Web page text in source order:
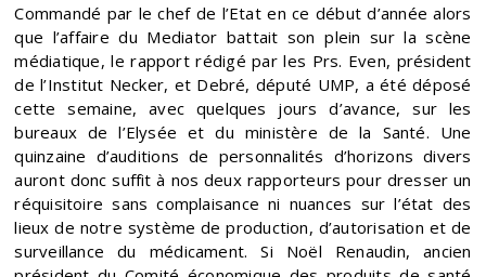
Commandé par le chef de l’Etat en ce début d’année alors
que l’affaire du Mediator battait son plein sur la scène
médiatique, le rapport rédigé par les Prs. Even, président
de l’Institut Necker, et Debré, député UMP, a été déposé
cette semaine, avec quelques jours d’avance, sur les
bureaux de l’Elysée et du ministère de la Santé. Une
quinzaine d’auditions de personnalités d’horizons divers
auront donc suffit à nos deux rapporteurs pour dresser un
réquisitoire sans complaisance ni nuances sur l’état des
lieux de notre système de production, d’autorisation et de
surveillance du médicament. Si Noël Renaudin, ancien